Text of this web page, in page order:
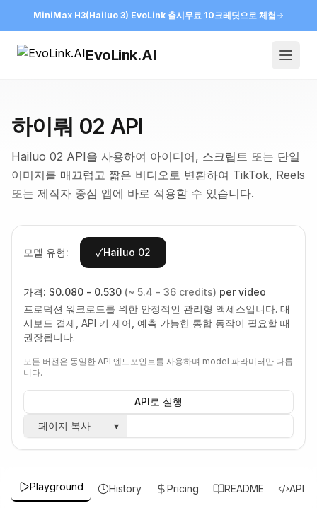
MiniMax H3(Hailuo 3) EvoLink 출시무료 10크레딧으로 체험
EvoLink.AI
하이뤄 02 API
Hailuo 02 API을 사용하여 아이디어, 스크립트 또는 단일
이미지를 매끄럽고 짧은 비디오로 변환하여 TikTok, Reels
또는 제작자 중심 앱에 바로 적용할 수 있습니다.
모델 유형: ✓Hailuo 02
가격: $0.080 - 0.530 (~ 5.4 - 36 credits) per video
프로덕션 워크로드를 위한 안정적인 관리형 액세스입니다. 대
시보드 결제, API 키 제어, 예측 가능한 통합 동작이 필요할 때
권장됩니다.
모든 버전은 동일한 API 엔드포인트를 사용하며 model 파라미터만 다릅
니다.
API로 실행
페이지 복사
▾
Playground History Pricing README API